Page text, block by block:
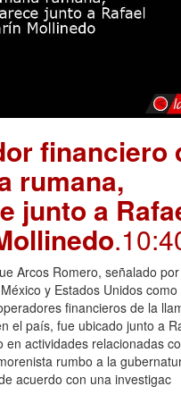
financiero
rumana,
junto a
Arcos Romero, señalado por
y Estados Unidos
financieros de la
el país, fue ubicado junto a
en actividades relacionadas
rumbo a la
acuerdo con una investigac